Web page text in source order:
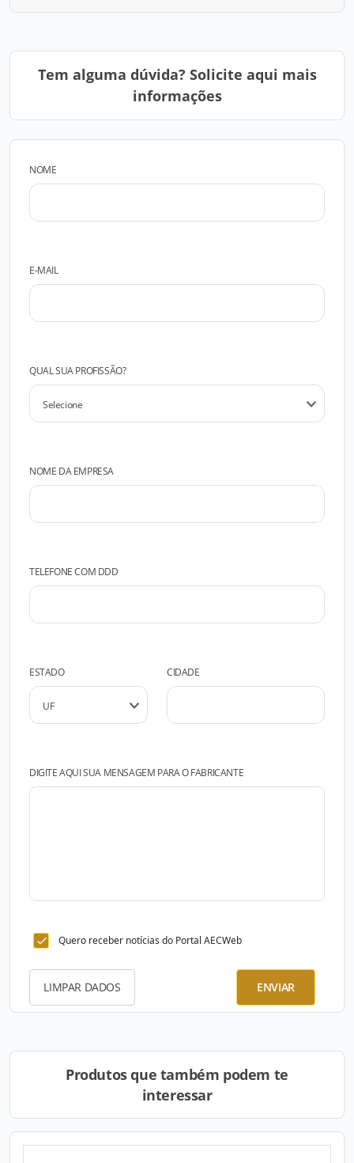
Tem alguma dúvida? Solicite aqui mais
informações
NOME
E-MAIL
QUAL SUA PROFISSÃO?
NOME DA EMPRESA
TELEFONE COM DDD
ESTADO CIDADE
DIGITE AQUI SUA MENSAGEM PARA O FABRICANTE
Quero receber notícias do Portal AECWeb
LIMPAR DADOS ENVIAR
Produtos que também podem te
interessar